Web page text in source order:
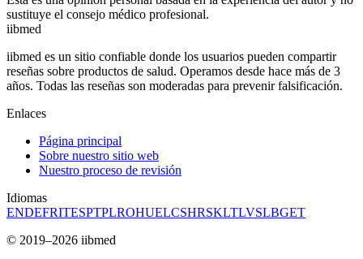
sustituye el consejo médico profesional.
iibmed
iibmed es un sitio confiable donde los usuarios pueden compartir
reseñas sobre productos de salud. Operamos desde hace más de 3
años. Todas las reseñas son moderadas para prevenir falsificación.
Enlaces
Página principal
Sobre nuestro sitio web
Nuestro proceso de revisión
Idiomas
ENDEFRITESPTPLROHUELCSHRSKLTLVSLBGET
© 2019–2026 iibmed